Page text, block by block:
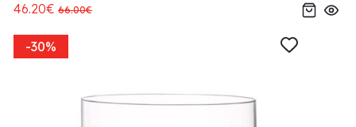
46.20€ 66.00€
-30%